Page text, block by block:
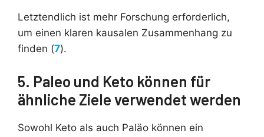
Letztendlich ist mehr Forschung erforderlich,
um einen klaren kausalen Zusammenhang zu
finden (7).
5. Paleo und Keto können für
ähnliche Ziele verwendet werden
Sowohl Keto als auch Paläo können ein